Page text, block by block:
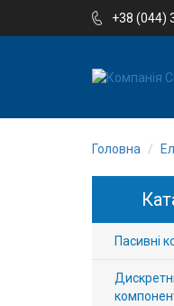
+38 (044)
Компанія
Виробництво
Послуги
Головна
Пасивні